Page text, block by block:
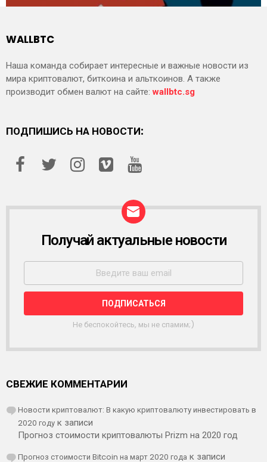
WALLBTC
Наша команда собирает интересные и важные новости из
мира криптовалют, биткоина и альткоинов. А также
производит обмен валют на сайте:wallbtc.sg
ПОДПИШИСЬ НА НОВОСТИ:
С
Ы
Л
К
Получай актуальные новости
Не беспокойтесь, мы не спамим;)
СВЕЖИЕ КОММЕНТАРИИ
Новости криптовалют: В какую криптовалюту инвестировать в
2020 году к записи
Прогноз стоимости криптовалюты Prizm на 2020 год
Прогноз стоимости Bitcoin на март 2020 года к записи